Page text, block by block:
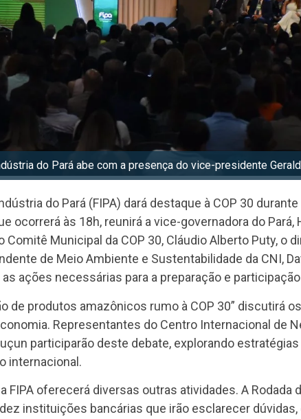
do Pará abe com a presença do vice-presidente
do Pará (FIPA) dará destaque à COP 30
ocorrerá às 18h, reunirá a vice-governadora do
Comitê Municipal da COP 30, Cláudio Alberto Puty, o
de Meio Ambiente e Sustentabilidade da CNI,
ações necessárias para a preparação e
de produtos amazônicos rumo à COP 30” discutirá
Representantes do Centro Internacional de
participarão deste debate, explorando
internacional.
FIPA oferecerá diversas outras atividades. A Rodada
instituições bancárias que irão esclarecer